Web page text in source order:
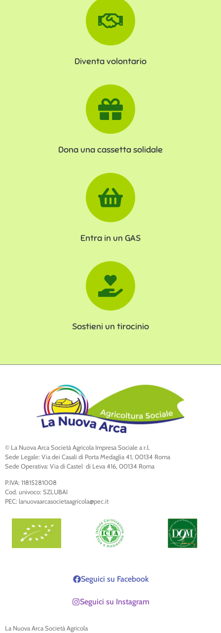
Diventa volontario
Dona una cassetta solidale
Entra in un GAS
Sostieni un tirocinio
© La Nuova Arca Società Agricola Impresa Sociale a r.l.
Sede Legale: Via dei Casali di Porta Medaglia 41, 00134 Roma
Sede Operativa: Via di Castel di Leva 416, 00134 Roma
P.IVA: 11815281008
Cod. univoco: SZLUBAI
PEC: lanuovaarcasocietaagricola@pec.it
Seguici su Facebook
Seguici su Instagram
La Nuova Arca Società Agricola